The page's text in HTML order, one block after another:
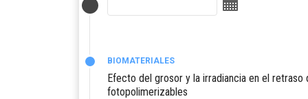
BIOMATERIALES
Efecto del grosor y la irradiancia en el
fotopolimerizables